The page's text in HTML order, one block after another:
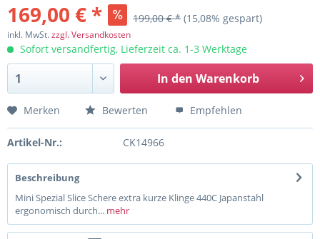
169,00 € * 199,00 € * (15,08% gespart)
inkl. MwSt.zzgl. Versandkosten
Sofort versandfertig, Lieferzeit ca. 1-3 Werktage
In den Warenkorb
Merken Bewerten Empfehlen
Artikel-Nr.: CK14966
Beschreibung
Mini Spezial Slice Schere extra kurze Klinge 440C Japanstahl
ergonomisch durch... mehr